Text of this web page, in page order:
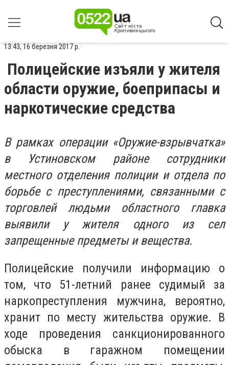
13:43, 16 березня 2017 р.
Полицейские изъяли у жителя
области оружие, боеприпасы и
наркотические средства
В рамках операции «Оружие-взрывчатка»
в Устиновском районе сотрудники
местного отделения полиции и отдела по
борьбе с преступлениями, связанными с
торговлей людьми областного главка
выявили у жителя одного из сел
запрещенные предметы и вещества.
Полицейские получили информацию о
том, что 51-летний ранее судимый за
наркопреступления мужчина, вероятно,
хранит по месту жительства оружие. В
ходе проведения санкционированного
обыска в гаражном помещении